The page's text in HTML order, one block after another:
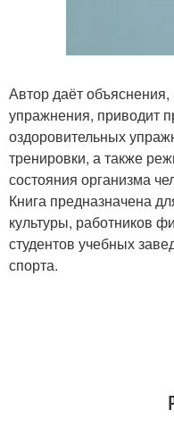
Автор даёт
упражнения, приводит
оздоровительных
тренировки, а также
состояния организма
Книга предназначена
культуры, работников
студентов учебных
спорта.